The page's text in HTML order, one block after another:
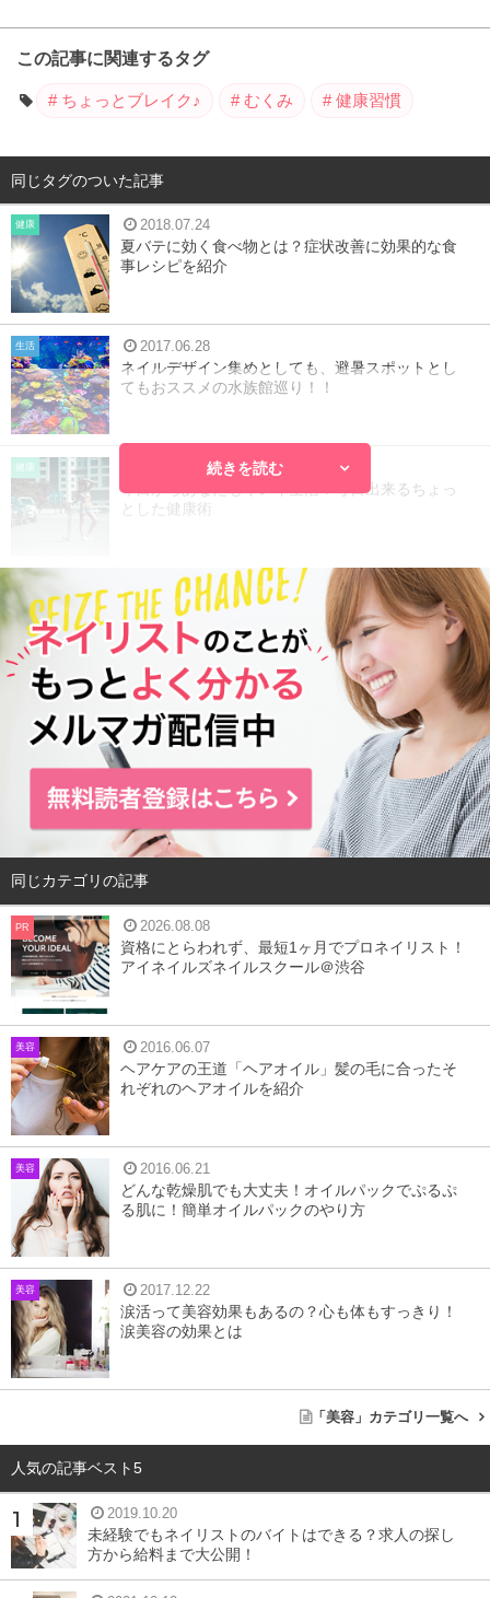
この記事に関連するタグ
ちょっとブレイク♪ むくみ 健康習慣
同じタグのついた記事
健康 2018.07.24
夏バテに効く食べ物とは？症状改善に効果的な食
事レシピを紹介
生活 2017.06.28
ネイルデザイン集めとしても、避暑スポットとし
てもおススメの水族館巡り！！
健康 2016.05.18
今日からあなたもキレイ生活！毎日出来るちょっ
とした健康術
続きを読む
同じカテゴリの記事
PR 2026.08.08
資格にとらわれず、最短1ヶ月でプロネイリスト！
アイネイルズネイルスクール＠渋谷
美容 2016.06.07
ヘアケアの王道「ヘアオイル」髪の毛に合ったそ
れぞれのヘアオイルを紹介
美容 2016.06.21
どんな乾燥肌でも大丈夫！オイルパックでぷるぷ
る肌に！簡単オイルパックのやり方
美容 2017.12.22
涙活って美容効果もあるの？心も体もすっきり！
涙美容の効果とは
「美容」カテゴリ一覧へ
人気の記事ベスト5
2019.10.20
未経験でもネイリストのバイトはできる？求人の探し
方から給料まで大公開！